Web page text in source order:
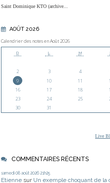
Saint Dominique KTO (archive...
AOÛT 2026
Calendrier des notes en Août 2026
D L M
2
3 4
9
10 11
16
17 18
23
24 25
30
31
Live
COMMENTAIRES RÉCENTS
samedi 08 août 2026 21h25
Etienne sur Un exemple choquant de la